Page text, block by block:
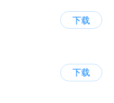
下载
下载